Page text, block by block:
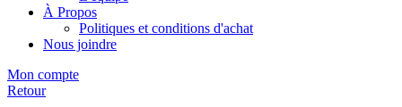
À Propos
Politiques et conditions d'achat
Nous joindre
Mon compte
Retour